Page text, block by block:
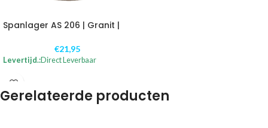
Spanlager AS 206 | Granit |
€21,95
Levertijd.:Direct Leverbaar
Gerelateerde producten